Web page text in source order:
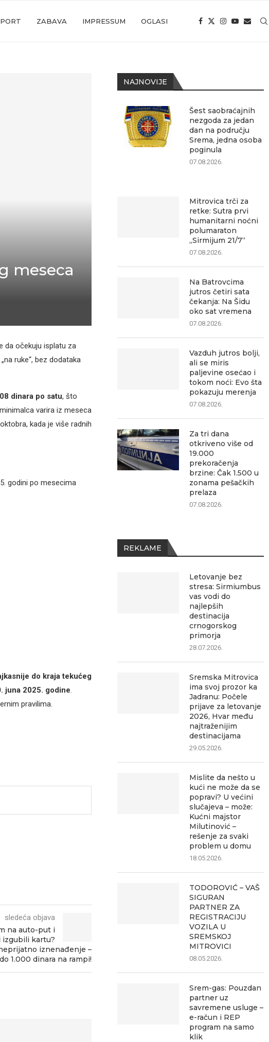
ZABAVA IMPRESSUM OGLASI
meseca
da očekuju isplatu za
ruke“, bez dodataka
dinara po satu, što
varira iz meseca
kada je više radnih
godini po mesecima
do kraja tekućeg
juna 2025. godine.
pravilima.
sledeća objava
na auto-put i
izgubili kartu?
iznenađenje –
1.000 dinara na rampi!
NAJNOVIJE
Šest saobraćajnih
nezgoda za jedan
dan na području
Srema, jedna osoba
poginula
07.08.2026.
Mitrovica trči za
retke: Sutra prvi
humanitarni noćni
polumaraton
„Sirmijum 21/7“
07.08.2026.
Na Batrovcima
jutros četiri sata
čekanja: Na Šidu
oko sat vremena
07.08.2026.
Vazduh jutros bolji,
ali se miris
paljevine osećao i
tokom noći: Evo šta
pokazuju merenja
07.08.2026.
Za tri dana
otkriveno više od
19.000
prekoračenja
brzine: Čak 1.500 u
zonama pešačkih
prelaza
07.08.2026.
REKLAME
Letovanje bez
stresa: Sirmiumbus
vas vodi do
najlepših
destinacija
crnogorskog
primorja
28.07.2026.
Sremska Mitrovica
ima svoj prozor ka
Jadranu: Počele
prijave za letovanje
2026, Hvar među
najtraženijim
destinacijama
29.05.2026.
Mislite da nešto u
kući ne može da se
popravi? U većini
slučajeva – može:
Kućni majstor
Milutinović –
rešenje za svaki
problem u domu
18.05.2026.
TODOROVIĆ – VAŠ
SIGURAN
PARTNER ZA
REGISTRACIJU
VOZILA U
SREMSKOJ
MITROVICI
08.05.2026.
Srem-gas: Pouzdan
partner uz
savremene usluge –
e-račun i REP
program na samo
klik